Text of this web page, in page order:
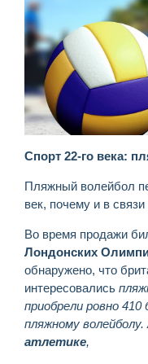
Спорт 22-го века:
Пляжный волейбол
век, почему и в
Во время продажи
Лондонских
обнаружено, что
интересовались
приобрели ровно
пляжному
атлетике,